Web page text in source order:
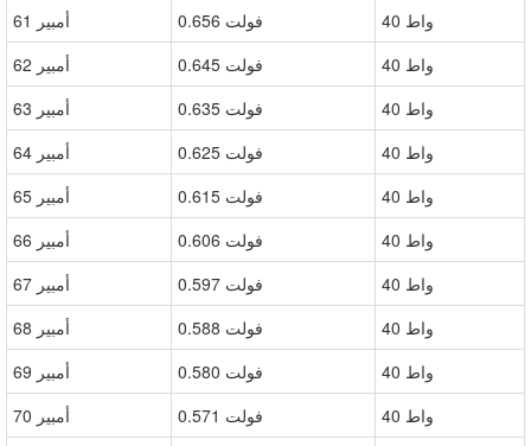
61 أمبير
0.656 فولت
40 واط
62 أمبير
0.645 فولت
40 واط
63 أمبير
0.635 فولت
40 واط
64 أمبير
0.625 فولت
40 واط
65 أمبير
0.615 فولت
40 واط
66 أمبير
0.606 فولت
40 واط
67 أمبير
0.597 فولت
40 واط
68 أمبير
0.588 فولت
40 واط
69 أمبير
0.580 فولت
40 واط
70 أمبير
0.571 فولت
40 واط